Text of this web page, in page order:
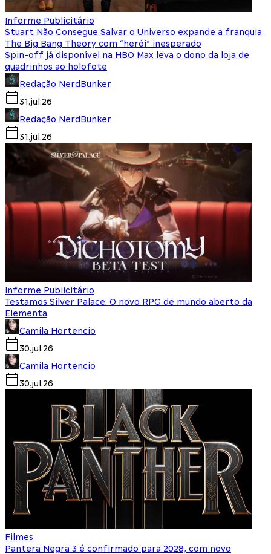
Informe Publicitário
Stuart Não Consegue Salvar o Universo expande a franquia
The Big Bang Theory com “herói” inesperado
Spin-off já disponível na HBO Max leva o dono da loja de
quadrinhos ao holofote
Redação NerdBunker
31.jul.26
Redação NerdBunker
31.jul.26
Informe Publicitário
Testamos Silver Palace: O novo RPG de mundo aberto da
Elementa
Camila Hortencio
30.jul.26
Camila Hortencio
30.jul.26
Filmes
Pantera Negra 3 é confirmado para 2028, com novo